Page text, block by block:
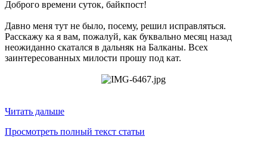
Доброго времени суток, байкпост!
Давно меня тут не было, посему, решил исправляться.
Расскажу ка я вам, пожалуй, как буквально месяц назад
неожиданно скатался в дальняк на Балканы. Всех
заинтересованных милости прошу под кат.
Читать дальше
Просмотреть полный текст статьи